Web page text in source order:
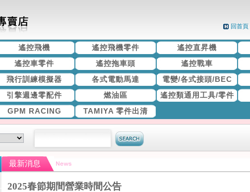
回首頁
遙控飛機 遙控飛機零件 遙控直昇機
遙控車零件 遙控拖車頭 遙控戰車
飛行訓練模擬器 各式電動馬達 電變/各式接頭/BEC
引擎週邊零配件 燃油區 遙控類通用工具/零件
GPM RACING TAMIYA 零件出清
最新消息
2025春節期間營業時間公告